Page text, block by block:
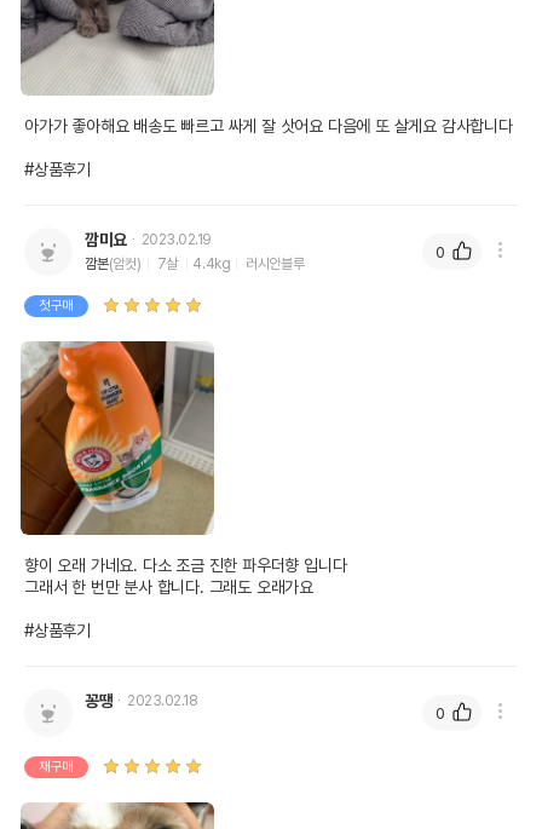
아가가 좋아해요 배송도 빠르고 싸게 잘 삿어요 다음에 또 살게요 감사합니다
#상품후기
깜미요
2023.02.19
깜본(암컷) 7살 4.4kg 러시안블루
첫구매
향이 오래 가네요. 다소 조금 진한 파우더향 입니다
그래서 한 번만 분사 합니다. 그래도 오래가요
#상품후기
0
꽁땡 2023.02.18
재구매
0